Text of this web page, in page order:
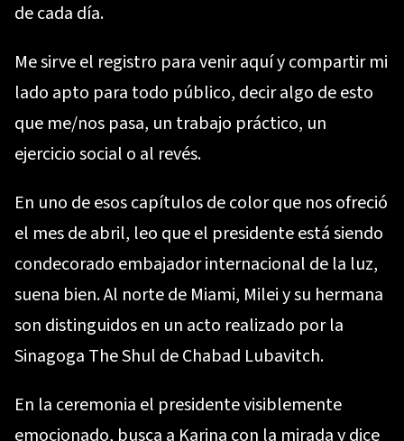
de cada día.
Me sirve el registro para venir aquí y compartir mi
lado apto para todo público, decir algo de esto
que me/nos pasa, un trabajo práctico, un
ejercicio social o al revés.
En uno de esos capítulos de color que nos ofreció
el mes de abril, leo que el presidente está siendo
condecorado embajador internacional de la luz,
suena bien. Al norte de Miami, Milei y su hermana
son distinguidos en un acto realizado por la
Sinagoga The Shul de Chabad Lubavitch.
En la ceremonia el presidente visiblemente
emocionado, busca a Karina con la mirada y dice